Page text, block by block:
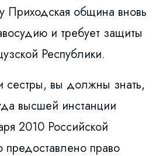
Приходская община вновь
и требует защиты
Республики.
сестры, вы должны знать,
высшей инстанции
2010 Российской
право